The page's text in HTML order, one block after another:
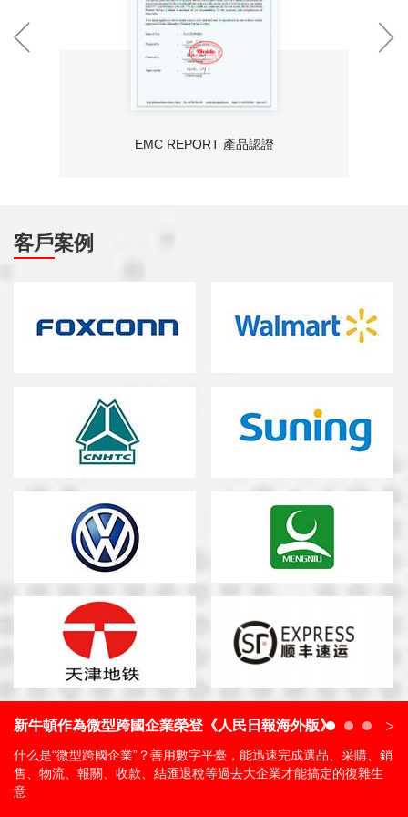
金品認證
客戶案例
< >
新牛頓作為微型跨國企業榮登《人民日報海外版》
什么是“微型跨國企業”？善用數字平臺，能迅速完成選品、采購、銷
售、物流、報關、收款、結匯退稅等過去大企業才能搞定的復雜生
意